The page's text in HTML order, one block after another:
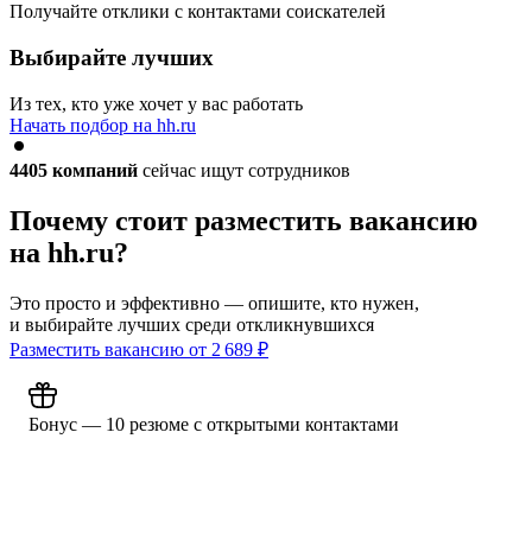
Получайте отклики с контактами соискателей
Выбирайте лучших
Из тех, кто уже хочет у вас работать
Начать подбор на hh.ru
4405 компаний сейчас ищут сотрудников
Почему стоит разместить вакансию
на hh.ru?
Это просто и эффективно — опишите, кто нужен,
и выбирайте лучших среди откликнувшихся
Разместить вакансию от 2 689 ₽
Бонус — 10 резюме с открытыми контактами